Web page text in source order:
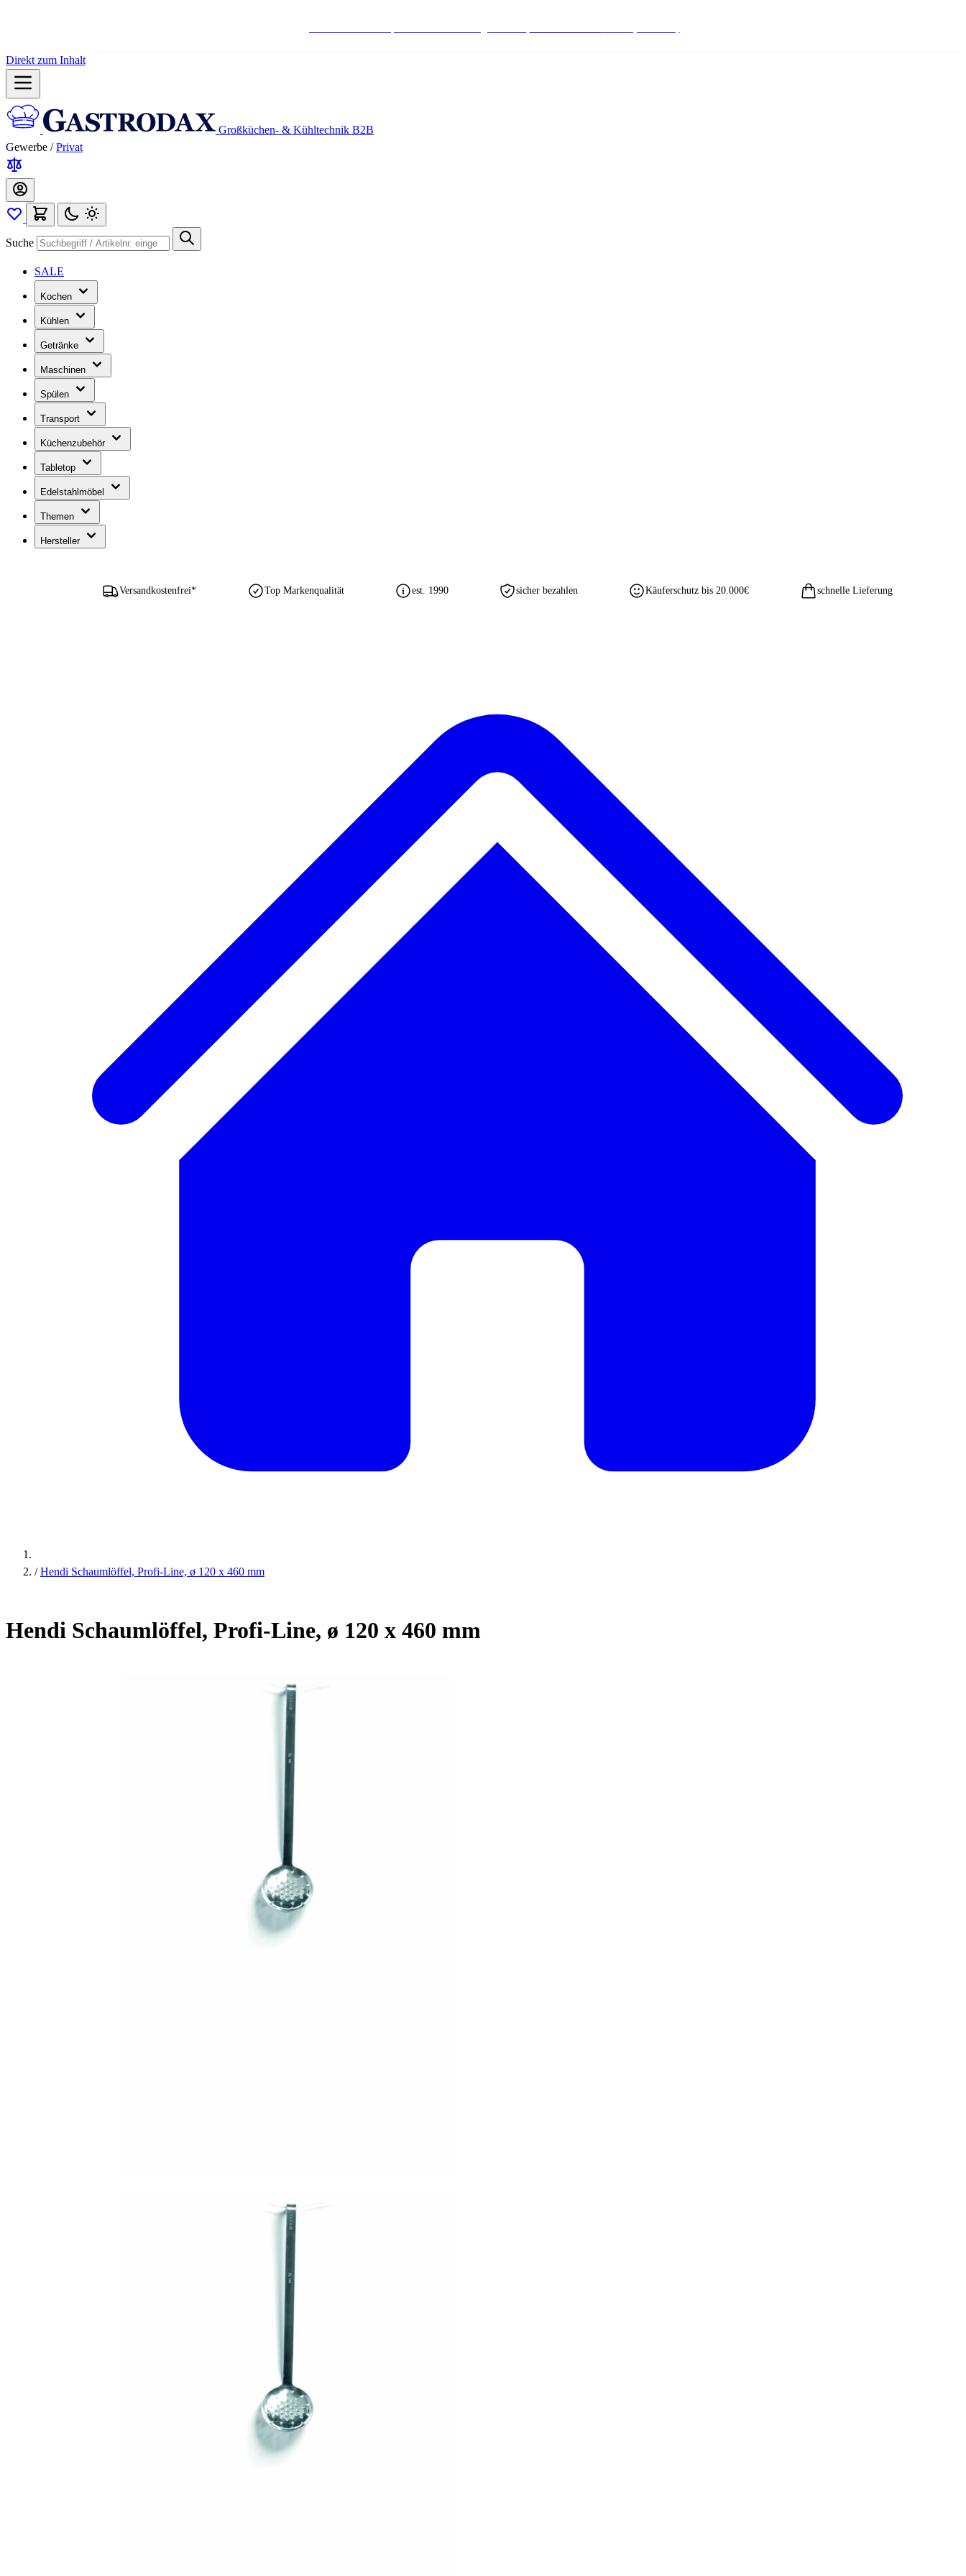
Direkt zum Inhalt
Großküchen- & Kühltechnik B2B
Gewerbe / Privat
Suche
SALE
Kochen
Kühlen
Getränke
Maschinen
Spülen
Transport
Küchenzubehör
Tabletop
Edelstahlmöbel
Themen
Hersteller
Versandkostenfrei* Top Markenqualität est. 1990 sicher bezahlen Käuferschutz bis 20.000€ schnelle Lieferung
/ Hendi Schaumlöffel, Profi-Line, ø 120 x 460 mm
Hendi Schaumlöffel, Profi-Line, ø 120 x 460 mm